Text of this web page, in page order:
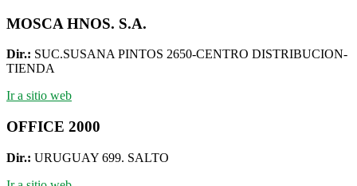
MOSCA HNOS. S.A.
Dir.: SUC.SUSANA PINTOS 2650-CENTRO DISTRIBUCION-
TIENDA
Ir a sitio web
OFFICE 2000
Dir.: URUGUAY 699. SALTO